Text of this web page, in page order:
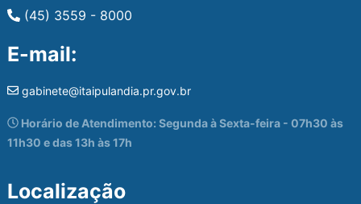
(45) 3559 - 8000
E-mail:
gabinete@itaipulandia.pr.gov.br
Horário de Atendimento: Segunda à Sexta-feira - 07h30 às
11h30 e das 13h às 17h
Localização